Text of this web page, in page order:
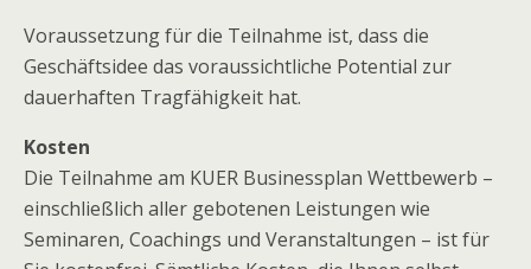
Voraussetzung für die Teilnahme ist, dass die
Geschäftsidee das voraussichtliche Potential zur
dauerhaften Tragfähigkeit hat.
Kosten
Die Teilnahme am KUER Businessplan Wettbewerb –
einschließlich aller gebotenen Leistungen wie
Seminaren, Coachings und Veranstaltungen – ist für